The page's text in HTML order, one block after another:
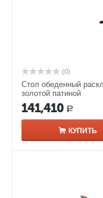
(0)
Стол обеденный
золотой патиной
141,410 Р
КУПИТЬ